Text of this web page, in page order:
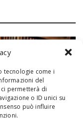
tecnologie come i
del
permetterà di
o ID unici su
può influire